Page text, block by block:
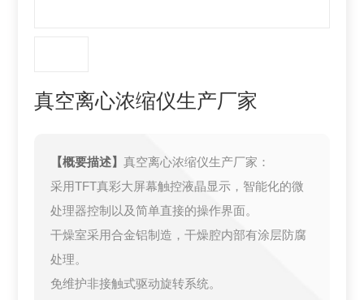
真空离心浓缩仪生产厂家
【概要描述】真空离心浓缩仪生产厂家：
采用TFT真彩大屏幕触控液晶显示，智能化的微
处理器控制以及简单直接的操作界面。
干燥室采用合金铝制造，干燥腔内部有涂层防腐
处理。
免维护非接触式驱动旋转系统。